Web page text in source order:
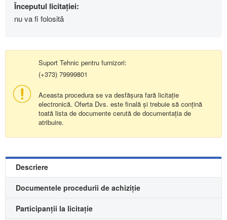
Începutul licitației:
nu va fi folosită
Suport Tehnic pentru furnizori:
(+373) 79999801
Aceasta procedura se va desfășura fară licitație
electronică. Oferta Dvs. este finală și trebuie să conțină
toată lista de documente cerută de documentația de
atribuire.
Descriere
Documentele procedurii de achiziție
Participanții la licitație